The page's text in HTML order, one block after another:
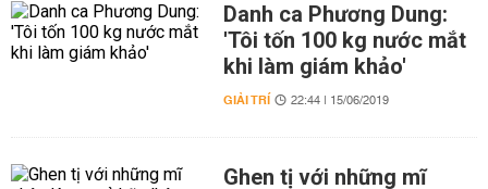
Danh ca Phương Dung:
'Tôi tốn 100 kg nước mắt
khi làm giám khảo'
GIẢI TRÍ 22:44 | 15/06/2019
Ghen tị với những mĩ